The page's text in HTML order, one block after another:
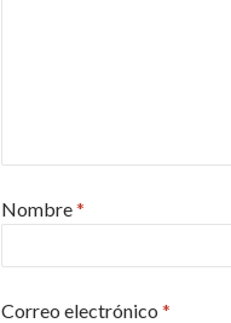
Nombre*
Correo electrónico *